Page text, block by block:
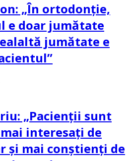
„În ortodonție,
e doar jumătate
jumătate e
„Pacienții sunt
interesați de
și mai conștienți de